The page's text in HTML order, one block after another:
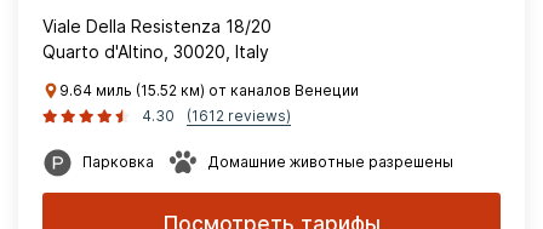
Viale Della Resistenza 18/20
Quarto d'Altino, 30020, Italy
9.64 миль (15.52 км) от каналов Венеции
4.30
(1612 reviews)
Парковка Домашние животные разрешены
Посмотреть тарифы